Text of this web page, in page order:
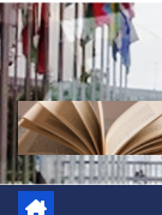
Saltar
al
contenido